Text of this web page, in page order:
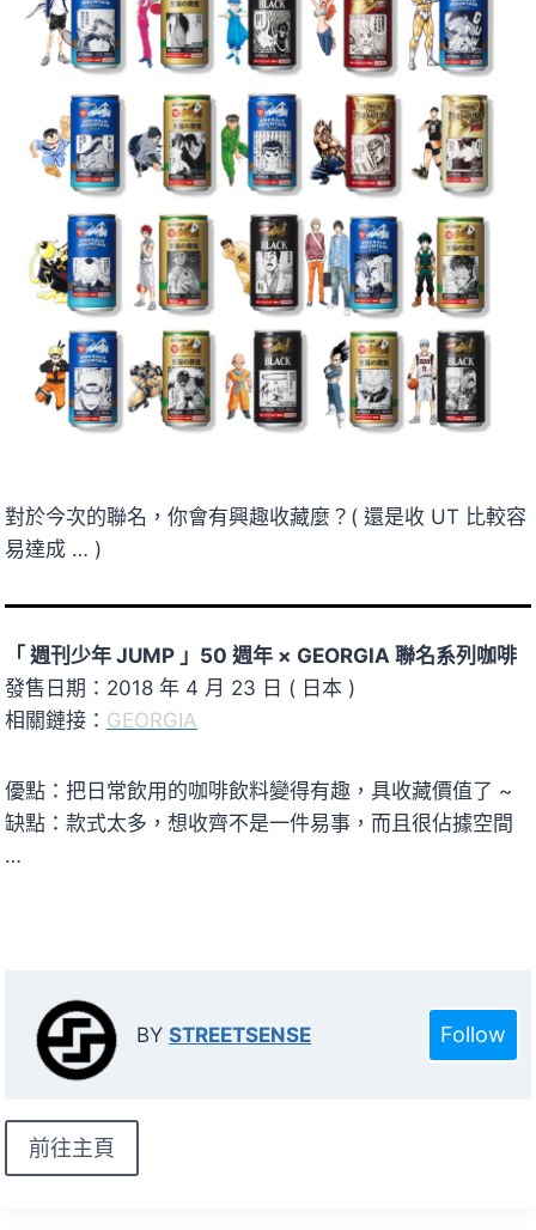
對於今次的聯名，你會有興趣收藏麼？( 還是收 UT 比較容
易達成 … )
「 週刊少年 JUMP 」50 週年 × GEORGIA 聯名系列咖啡
發售日期：2018 年 4 月 23 日 ( 日本 )
相關鏈接： GEORGIA
優點：把日常飲用的咖啡飲料變得有趣，具收藏價值了 ~
缺點：款式太多，想收齊不是一件易事，而且很佔據空間
…
BY STREETSENSE Follow
前往主頁